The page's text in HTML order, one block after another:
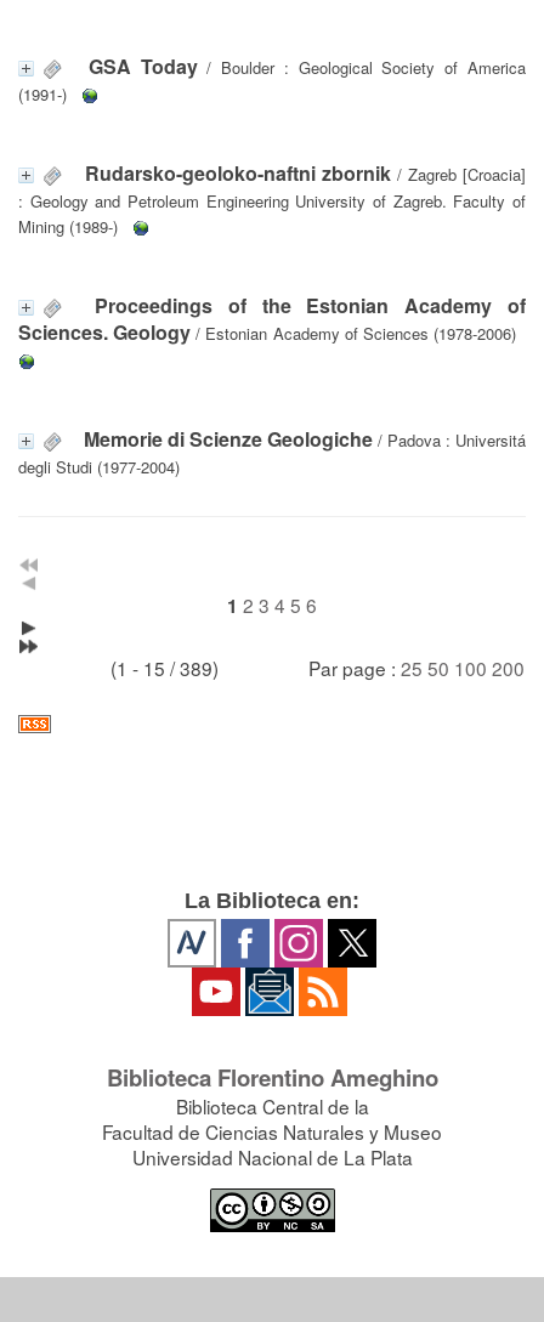
GSA Today/ Boulder : Geological Society of America
(1991-)
Rudarsko-geoloko-naftni zbornik / Zagreb [Croacia]
: Geology and Petroleum Engineering University of Zagreb. Faculty of
Mining (1989-)
Proceedings of the Estonian Academy of
Sciences. Geology / Estonian Academy of Sciences (1978-2006)
Memorie di Scienze Geologiche / Padova : Universitá
degli Studi (1977-2004)
1 2 3 4 5 6
(1 - 15 / 389) Par page : 25 50 100 200
La Biblioteca en:
Biblioteca Florentino Ameghino
Biblioteca Central de la
Facultad de Ciencias Naturales y Museo
Universidad Nacional de La Plata